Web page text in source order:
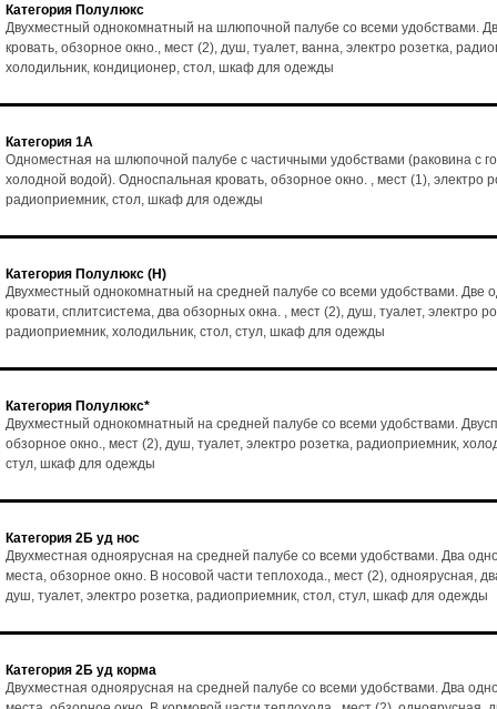
Категория Полулюкс
Двухместный однокомнатный на шлюпочной палубе со всеми удобствами.
кровать, обзорное окно., мест (2), душ, туалет, ванна, электро розетка,
холодильник, кондиционер, стол, шкаф для одежды
Категория 1А
Одноместная на шлюпочной палубе с частичными удобствами (раковина с
холодной водой). Односпальная кровать, обзорное окно. , мест (1), электро
радиоприемник, стол, шкаф для одежды
Категория Полулюкс (Н)
Двухместный однокомнатный на средней палубе со всеми удобствами. Две
кровати, сплитсистема, два обзорных окна. , мест (2), душ, туалет, электро
радиоприемник, холодильник, стол, стул, шкаф для одежды
Категория Полулюкс*
Двухместный однокомнатный на средней палубе со всеми удобствами.
обзорное окно., мест (2), душ, туалет, электро розетка, радиоприемник,
стул, шкаф для одежды
Категория 2Б уд нос
Двухместная одноярусная на средней палубе со всеми удобствами. Два
места, обзорное окно. В носовой части теплохода., мест (2), одноярусная,
душ, туалет, электро розетка, радиоприемник, стол, стул, шкаф для одежды
Категория 2Б уд корма
Двухместная одноярусная на средней палубе со всеми удобствами. Два